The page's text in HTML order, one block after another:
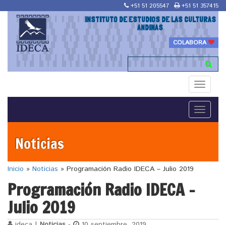
+51 51 205547 +51 51 357415
INSTITUTO DE ESTUDIOS DE LAS CULTURAS
ANDINAS
COLABORA
Toggle
Toggle
Noticias
Inicio » Noticias » Programación Radio IDECA – Julio 2019
Programación Radio IDECA –
Julio 2019